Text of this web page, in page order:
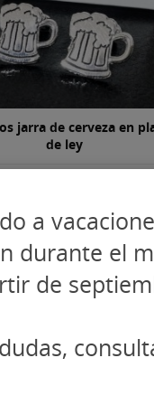
jarra de cerveza en
de ley
a
durante el
de